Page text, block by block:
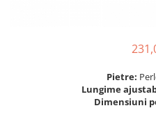
Pietre:
Lungime
Dimensiuni